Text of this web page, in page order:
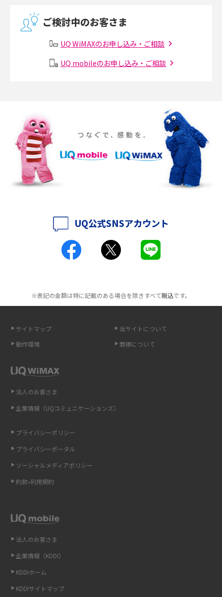
無線LANとは？メリット・デメリットや接続方法を解説
メッシュWi-Fiとは？仕組みやメリット・デメリット、中継機との違いを解
ポケット型Wi-Fiをレンタルするメリットとは？選び方や向いている方の特
徴も紹介
持ち運びできるポケット型Wi-Fiのおススメの選び方は？メリット・デメリ
ットも紹介
ポケット型Wi-Fiとは？通信の仕組みやメリット・デメリットを解説
工事不要！置くだけWi-Fiの特徴は？メリット・デメリットや選び方を解説
介
ポケット型Wi-Fi（モバイルWi-Fi）とは？おススメする方の特徴や選び方を
点も解説
ギガバイト（GB）とは？1GBの目安やギガが足りない時の対処法を紹介
Wi-Fi 6とは？Wi-Fi 5との違いやメリットと注意点、規格の種類も解説
光ファイバーとは？仕組みやメリット・デメリットを初心者向けにわかり
やすく解説
ストリーミング再生とは？ダウンロードとの違いやメリット・デメリット
ご検討中のお客さま
UQ WiMAXのお申し込み・ご相談
UQ mobileのお申し込み・ご相談
UQ公式SNSアカウント
※表記の金額は特に記載のある場合を除きすべて税込です。
サイトマップ
当サイトについて
動作環境
商標について
法人のお客さま
企業情報（KDDI）
KDDIホーム
KDDIサイトマップ
法人のお客さま
企業情報（UQコミュニケーションズ）
プライバシーポリシー
プライバシーポータル
ソーシャルメディアポリシー
約款•利用規約